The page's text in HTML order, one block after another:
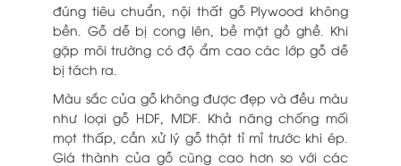
đúng tiêu chuẩn, nội thất gỗ Plywood không
bền. Gỗ dễ bị cong lên, bề mặt gồ ghề. Khi
gặp môi trường có độ ẩm cao các lớp gỗ dễ
bị tách ra.
Màu sắc của gỗ không được đẹp và đều màu
như loại gỗ HDF, MDF. Khả năng chống mối
mọt thấp, cần xử lý gỗ thật tỉ mỉ trước khi ép.
Giá thành của gỗ cũng cao hơn so với các